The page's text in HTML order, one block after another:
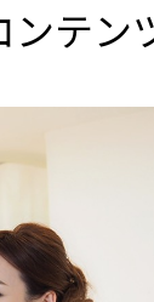
ンテン